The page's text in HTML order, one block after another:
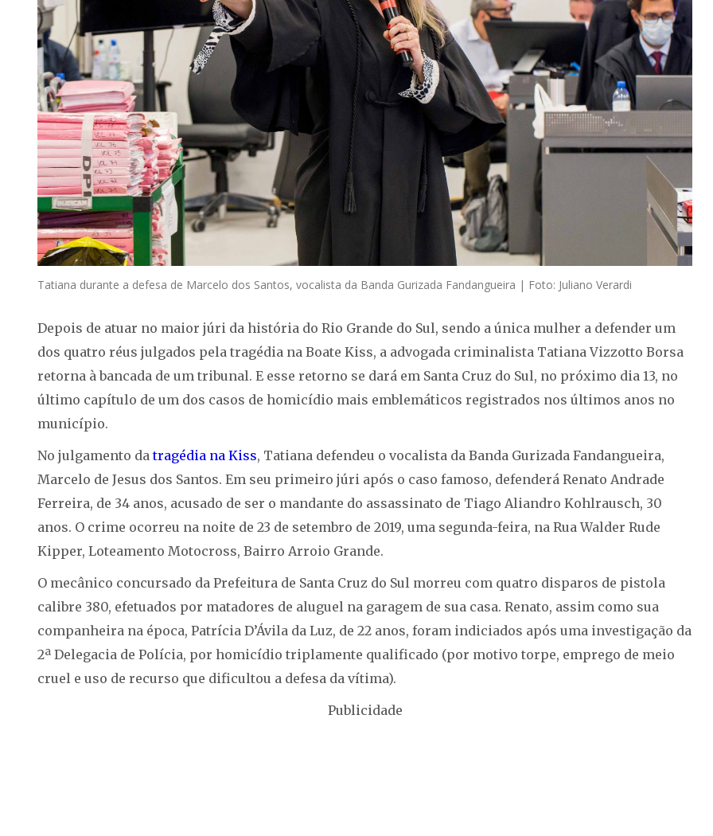
Tatiana durante a defesa de Marcelo dos Santos, vocalista da Banda Gurizada Fandangueira | Foto: Juliano Verardi
Depois de atuar no maior júri da história do Rio Grande do Sul, sendo a única mulher a defender um
dos quatro réus julgados pela tragédia na Boate Kiss, a advogada criminalista Tatiana Vizzotto Borsa
retorna à bancada de um tribunal. E esse retorno se dará em Santa Cruz do Sul, no próximo dia 13, no
último capítulo de um dos casos de homicídio mais emblemáticos registrados nos últimos anos no
município.
No julgamento datragédia na Kiss, Tatiana defendeu o vocalista da Banda Gurizada Fandangueira,
Marcelo de Jesus dos Santos. Em seu primeiro júri após o caso famoso, defenderá Renato Andrade
Ferreira, de 34 anos, acusado de ser o mandante do assassinato de Tiago Aliandro Kohlrausch, 30
anos. O crime ocorreu na noite de 23 de setembro de 2019, uma segunda-feira, na Rua Walder Rude
Kipper, Loteamento Motocross, Bairro Arroio Grande.
O mecânico concursado da Prefeitura de Santa Cruz do Sul morreu com quatro disparos de pistola
calibre 380, efetuados por matadores de aluguel na garagem de sua casa. Renato, assim como sua
companheira na época, Patrícia D’Ávila da Luz, de 22 anos, foram indiciados após uma investigação da
2ª Delegacia de Polícia, por homicídio triplamente qualificado (por motivo torpe, emprego de meio
cruel e uso de recurso que dificultou a defesa da vítima).
Publicidade